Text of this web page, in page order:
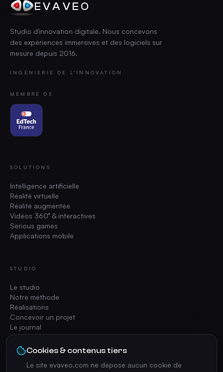
EVAVEO
Studio d'innovation digitale. Nous concevons
des expériences immersives et des logiciels sur
mesure depuis 2016.
INGÉNIERIE DE L'INNOVATION
MEMBRE DE
SOLUTIONS
Intelligence artificielle
Réalité virtuelle
Réalité augmentée
Vidéos 360° & interactives
Serious games
Applications mobile
STUDIO
Le studio
Notre méthode
Réalisations
Concevoir un projet
Le journal
Contact
CONTACT
Cookies & contenus tiers
Le site evaveo.com ne dépose aucun cookie de